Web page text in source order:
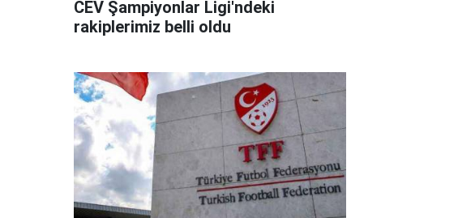
CEV Şampiyonlar Ligi'ndeki
rakiplerimiz belli oldu